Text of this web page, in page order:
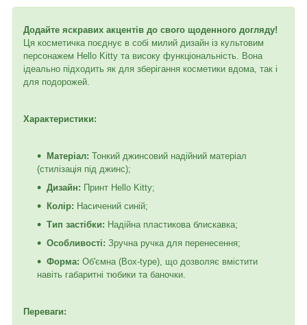
Додайте яскравих акцентів до свого щоденного догляду!
Ця косметичка поєднує в собі милий дизайн із культовим
персонажем Hello Kitty та високу функціональність. Вона
ідеально підходить як для зберігання косметики вдома, так і
для подорожей.
Характеристики:
Матеріал: Тонкий джинсовий надійний матеріал
(стилізація під джинс);
Дизайн: Принт Hello Kitty;
Колір: Насичений синій;
Тип застібки: Надійна пластикова блискавка;
Особливості: Зручна ручка для перенесення;
Форма: Об'ємна (Box-type), що дозволяє вмістити
навіть габаритні тюбики та баночки.
Переваги: